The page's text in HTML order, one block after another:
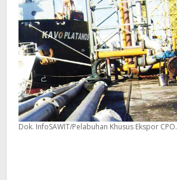
Dok. InfoSAWIT/Pelabuhan Khusus Ekspor CPO.